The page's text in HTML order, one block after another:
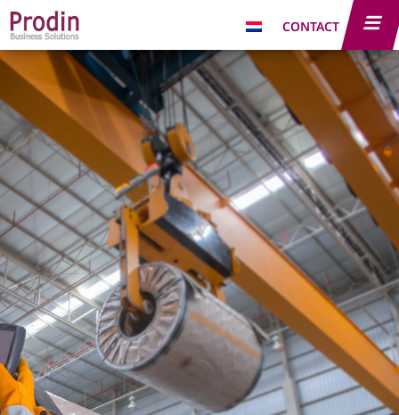
CONTACT